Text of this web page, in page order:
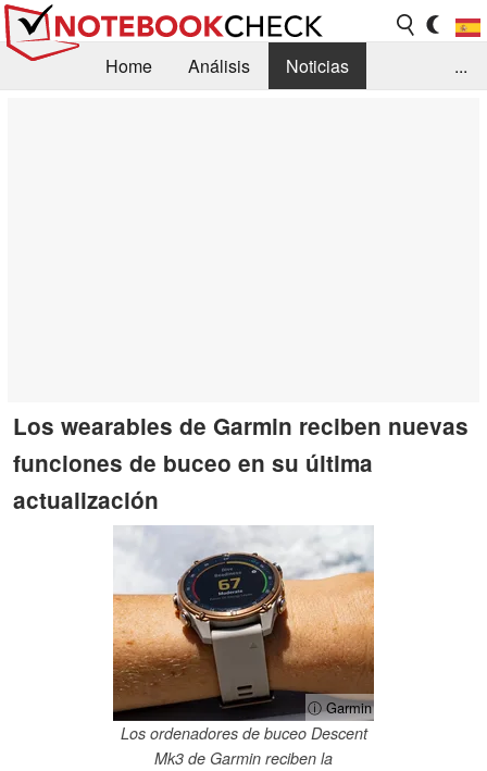
Home Análisis
Noticias
...
Los wearables de Garmin reciben nuevas
funciones de buceo en su última
actualización
ⓘ Garmin
Los ordenadores de buceo Descent
Mk3 de Garmin reciben la